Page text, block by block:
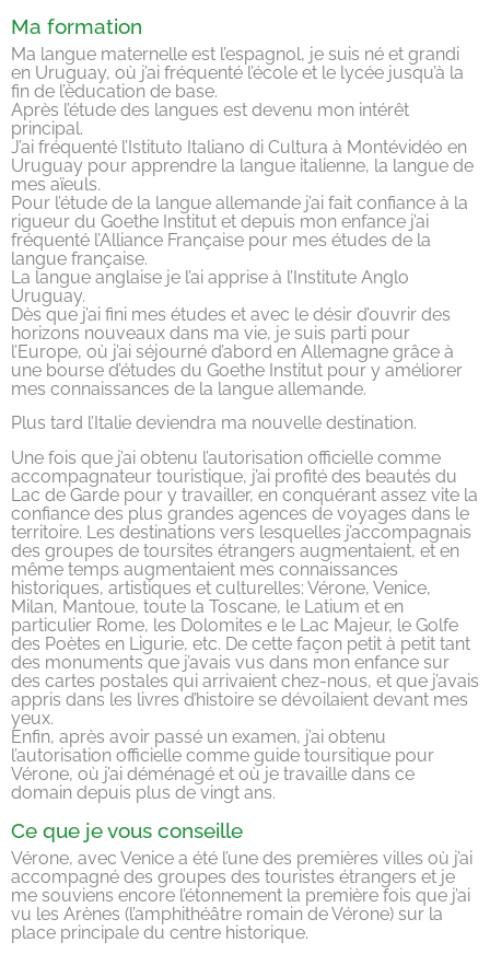
Ma formation
Ma langue maternelle est l’espagnol, je suis né et grandi
en Uruguay, où j’ai fréquenté l’école et le lycée jusqu’à la
fin de l’èducation de base.
Après l’étude des langues est devenu mon intérêt
principal.
J’ai fréquenté l’Istituto Italiano di Cultura à Montévidéo en
Uruguay pour apprendre la langue italienne, la langue de
mes aïeuls.
Pour l’étude de la langue allemande j’ai fait confiance à la
rigueur du Goethe Institut et depuis mon enfance j’ai
fréquenté l’Alliance Française pour mes études de la
langue française.
La langue anglaise je l’ai apprise à l’Institute Anglo
Uruguay.
Dès que j’ai fini mes études et avec le désir d’ouvrir des
horizons nouveaux dans ma vie, je suis parti pour
l’Europe, où j’ai séjourné d’abord en Allemagne grâce à
une bourse d’études du Goethe Institut pour y améliorer
mes connaissances de la langue allemande.
Plus tard l’Italie deviendra ma nouvelle destination.
Une fois que j’ai obtenu l’autorisation officielle comme
accompagnateur touristique, j’ai profité des beautés du
Lac de Garde pour y travailler, en conquérant assez vite la
confiance des plus grandes agences de voyages dans le
territoire. Les destinations vers lesquelles j’accompagnais
des groupes de toursites étrangers augmentaient, et en
même temps augmentaient mes connaissances
historiques, artistiques et culturelles: Vérone, Venice,
Milan, Mantoue, toute la Toscane, le Latium et en
particulier Rome, les Dolomites e le Lac Majeur, le Golfe
des Poètes en Ligurie, etc. De cette façon petit à petit tant
des monuments que j’avais vus dans mon enfance sur
des cartes postales qui arrivaient chez-nous, et que j’avais
appris dans les livres d’histoire se dévoilaient devant mes
yeux.
Enfin, après avoir passé un examen, j’ai obtenu
l’autorisation officielle comme guide toursitique pour
Vérone, où j’ai déménagé et où je travaille dans ce
domain depuis plus de vingt ans.
Ce que je vous conseille
Vérone, avec Venice a été l’une des premières villes où j’ai
accompagné des groupes des touristes étrangers et je
me souviens encore l’étonnement la première fois que j’ai
vu les Arènes (l’amphithéâtre romain de Vérone) sur la
place principale du centre historique.